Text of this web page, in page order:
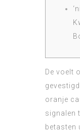
De voelt
oranje
signalen
betasten